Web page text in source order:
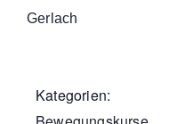
Gerlach
Kategorien: